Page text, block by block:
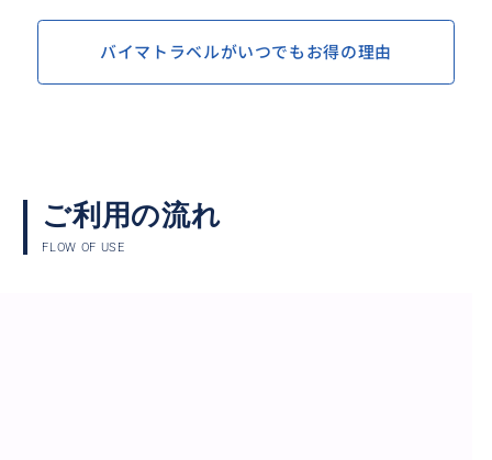
バイマトラベルがいつでもお得の理由
ご利用の流れ
FLOW OF USE